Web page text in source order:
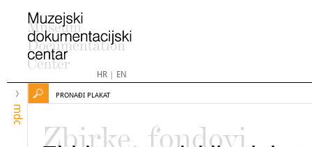
HR| EN
mdc
PRONAĐI PLAKAT
Zbirke, fondovi